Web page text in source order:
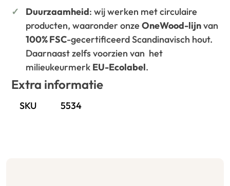
Duurzaamheid: wij werken met circulaire
producten, waaronder onzeOneWood-lijnvan
100% FSC-gecertificeerd Scandinavisch hout.
Daarnaast zelfs voorzien van het
milieukeurmerk EU-Ecolabel.
Extra informatie
SKU 5534